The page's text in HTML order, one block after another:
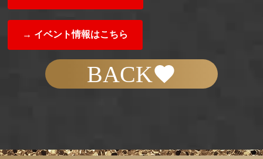
→ イベント情報はこちら
BACK